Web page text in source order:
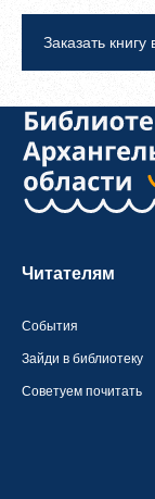
Заказать
Читателям
События
Зайди в библиотеку
Советуем почитать